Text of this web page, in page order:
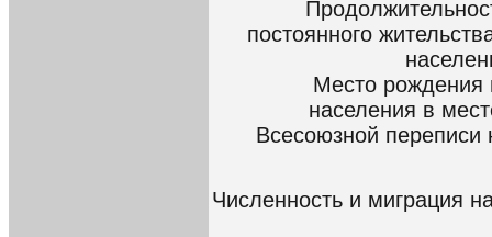
постоянного
Место рождения
населения в
Всесоюзной переписи
Численность и миграция